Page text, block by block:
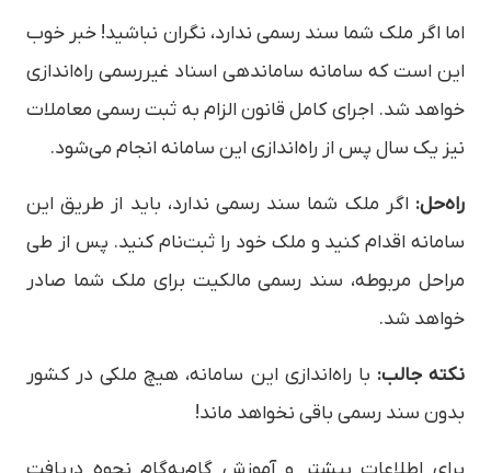
اما اگر ملک شما سند رسمی ندارد، نگران نباشید! خبر خوب
این است که سامانه ساماندهی اسناد غیررسمی راه‌اندازی
خواهد شد. اجرای کامل قانون الزام به ثبت رسمی معاملات
نیز یک سال پس از راه‌اندازی این سامانه انجام می‌شود.
راه‌حل: اگر ملک شما سند رسمی ندارد، باید از طریق این
سامانه اقدام کنید و ملک خود را ثبت‌نام کنید. پس از طی
مراحل مربوطه، سند رسمی مالکیت برای ملک شما صادر
خواهد شد.
نکته جالب: با راه‌اندازی این سامانه، هیچ ملکی در کشور
بدون سند رسمی باقی نخواهد ماند!